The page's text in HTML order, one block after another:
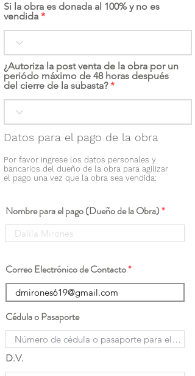
Si la obra es donada al 100% y no es
vendida
¿Autoriza la post venta de la obra por un
periódo máximo de 48 horas después
del cierre de la subasta?
Datos para el pago de la obra
Por favor ingrese los datos personales y
bancarios del dueño de la obra para agilizar
el pago una vez que la obra sea vendida:
Nombre para el pago (Dueño de la Obra)
Correo Electrónico de Contacto
Cédula o Pasaporte
D.V.